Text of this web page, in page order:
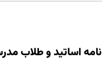
نامه اساتید و طلاب